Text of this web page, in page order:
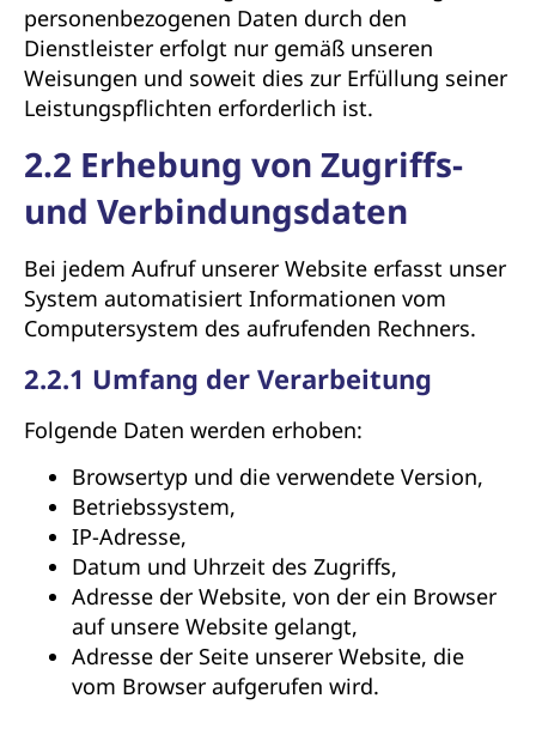
personenbezogenen Daten durch den
Dienstleister erfolgt nur gemäß unseren
Weisungen und soweit dies zur Erfüllung seiner
Leistungspflichten erforderlich ist.
2.2 Erhebung von Zugriffs-
und Verbindungsdaten
Bei jedem Aufruf unserer Website erfasst unser
System automatisiert Informationen vom
Computersystem des aufrufenden Rechners.
2.2.1 Umfang der Verarbeitung
Folgende Daten werden erhoben:
Browsertyp und die verwendete Version,
Betriebssystem,
IP-Adresse,
Datum und Uhrzeit des Zugriffs,
Adresse der Website, von der ein Browser
auf unsere Website gelangt,
Adresse der Seite unserer Website, die
vom Browser aufgerufen wird.